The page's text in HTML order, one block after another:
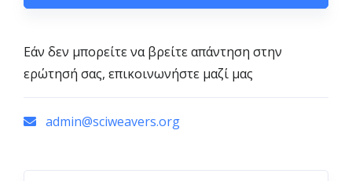
Εάν δεν μπορείτε να βρείτε απάντηση στην
ερώτησή σας, επικοινωνήστε μαζί μας
admin@sciweavers.org